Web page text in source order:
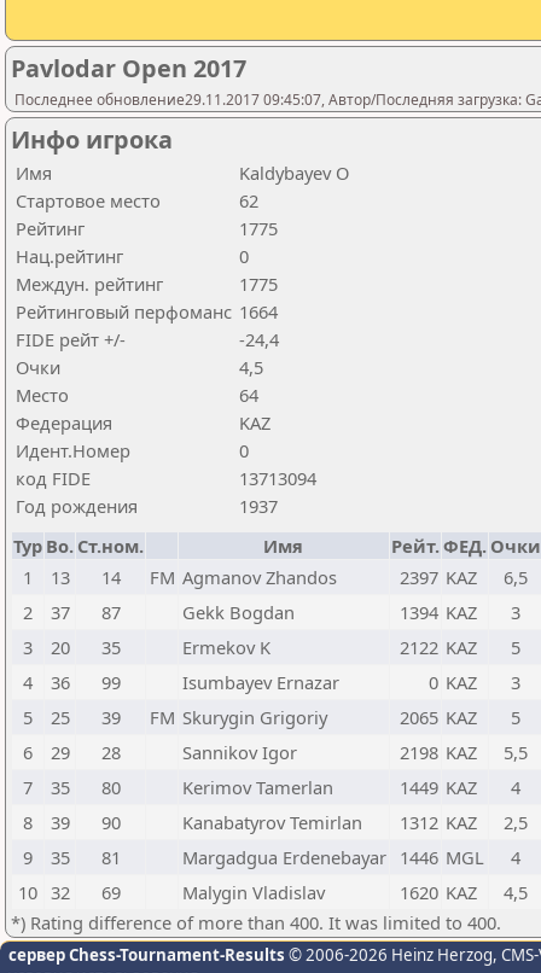
Pavlodar Open 2017
Последнее обновление29.11.2017 09:45:07, Автор/Последняя загрузка:
Инфо игрока
Имя
Kaldybayev O
Стартовое место
62
Рейтинг
1775
Нац.рейтинг
0
Междун. рейтинг
1775
Рейтинговый перфоманс 1664
FIDE рейт +/-
-24,4
Очки
4,5
Место
64
Федерация
KAZ
Идент.Номер
0
код FIDE
13713094
Год рождения
1937
Тур Bo. Ст.ном. Имя Рейт.ФЕД. Очки
1
13 14 FM Agmanov Zhandos 2397 KAZ
6,5
2
37 87 Gekk Bogdan 1394 KAZ
3
3
20 35 Ermekov K 2122 KAZ
5
4
36 99 Isumbayev Ernazar 0 KAZ
3
5
25 39 FM Skurygin Grigoriy 2065 KAZ
5
6
29 28 Sannikov Igor 2198 KAZ
5,5
7
35 80 Kerimov Tamerlan 1449 KAZ
4
8
39 90 Kanabatyrov Temirlan 1312 KAZ
2,5
9
35 81 Margadgua Erdenebayar 1446 MGL
4
10 32 69 Malygin Vladislav 1620 KAZ
4,5
*) Rating difference of more than 400. It was limited to 400.
сервер Chess-Tournament-Results © 2006-2026 Heinz Herzog,